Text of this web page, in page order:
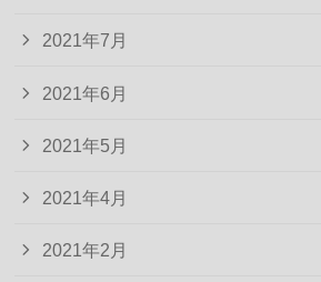
2021年7月
2021年6月
2021年5月
2021年4月
2021年2月